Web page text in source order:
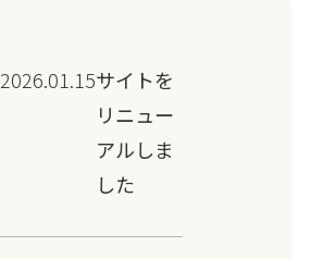
2026.01.15サイトを
リニュー
アルしま
した